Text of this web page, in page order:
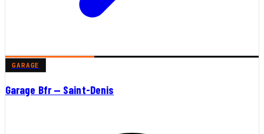
GARAGE
Garage Bfr — Saint-Denis